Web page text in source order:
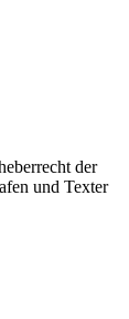
der
und Texter